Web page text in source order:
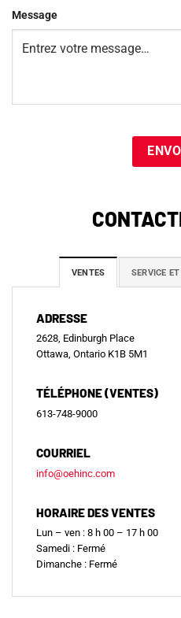
VENTES SERVICE
ADRESSE
2628, Edinburgh Place
Ottawa, Ontario K1B 5M1
TÉLÉPHONE (VENTES)
613-748-9000
COURRIEL
info@oehinc.com
HORAIRE DES VENTES
Lun – ven : 8 h 00 – 17 h 00
Samedi : Fermé
Dimanche : Fermé
Message